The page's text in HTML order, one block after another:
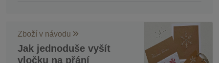
Zboží v návodu
Jak jednoduše vyšít
vločku na přání